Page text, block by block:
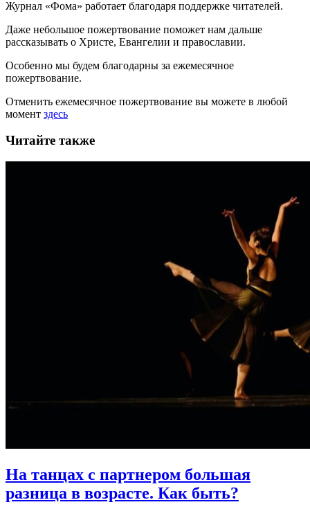
Журнал «Фома» работает благодаря поддержке читателей.
Даже небольшое пожертвование поможет нам дальше
рассказывать о Христе, Евангелии и православии.
Особенно мы будем благодарны за ежемесячное
пожертвование.
Отменить ежемесячное пожертвование вы можете в любой
момент здесь
Читайте также
На танцах с партнером большая
разница в возрасте. Как быть?